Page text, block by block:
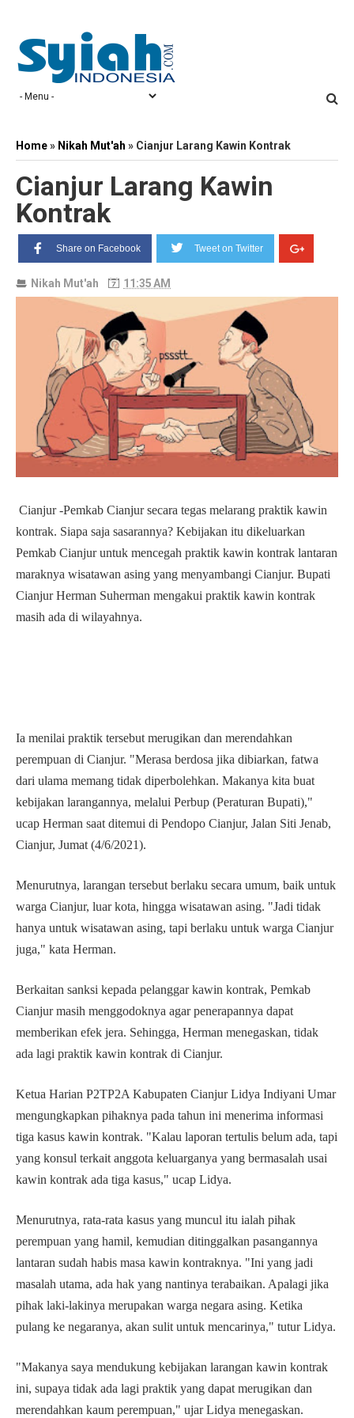
Home» Nikah Mut'ah » Cianjur Larang Kawin Kontrak
Cianjur Larang Kawin
Kontrak
Share on Facebook Tweet on Twitter
Nikah Mut'ah 11:35 AM
Cianjur -Pemkab Cianjur secara tegas melarang praktik kawin
kontrak. Siapa saja sasarannya? Kebijakan itu dikeluarkan
Pemkab Cianjur untuk mencegah praktik kawin kontrak lantaran
maraknya wisatawan asing yang menyambangi Cianjur. Bupati
Cianjur Herman Suherman mengakui praktik kawin kontrak
masih ada di wilayahnya.
Ia menilai praktik tersebut merugikan dan merendahkan
perempuan di Cianjur. "Merasa berdosa jika dibiarkan, fatwa
dari ulama memang tidak diperbolehkan. Makanya kita buat
kebijakan larangannya, melalui Perbup (Peraturan Bupati),"
ucap Herman saat ditemui di Pendopo Cianjur, Jalan Siti Jenab,
Cianjur, Jumat (4/6/2021).
Menurutnya, larangan tersebut berlaku secara umum, baik untuk
warga Cianjur, luar kota, hingga wisatawan asing. "Jadi tidak
hanya untuk wisatawan asing, tapi berlaku untuk warga Cianjur
juga," kata Herman.
Berkaitan sanksi kepada pelanggar kawin kontrak, Pemkab
Cianjur masih menggodoknya agar penerapannya dapat
memberikan efek jera. Sehingga, Herman menegaskan, tidak
ada lagi praktik kawin kontrak di Cianjur.
Ketua Harian P2TP2A Kabupaten Cianjur Lidya Indiyani Umar
mengungkapkan pihaknya pada tahun ini menerima informasi
tiga kasus kawin kontrak. "Kalau laporan tertulis belum ada, tapi
yang konsul terkait anggota keluarganya yang bermasalah usai
kawin kontrak ada tiga kasus," ucap Lidya.
Menurutnya, rata-rata kasus yang muncul itu ialah pihak
perempuan yang hamil, kemudian ditinggalkan pasangannya
lantaran sudah habis masa kawin kontraknya. "Ini yang jadi
masalah utama, ada hak yang nantinya terabaikan. Apalagi jika
pihak laki-lakinya merupakan warga negara asing. Ketika
pulang ke negaranya, akan sulit untuk mencarinya," tutur Lidya.
"Makanya saya mendukung kebijakan larangan kawin kontrak
ini, supaya tidak ada lagi praktik yang dapat merugikan dan
merendahkan kaum perempuan," ujar Lidya menegaskan.